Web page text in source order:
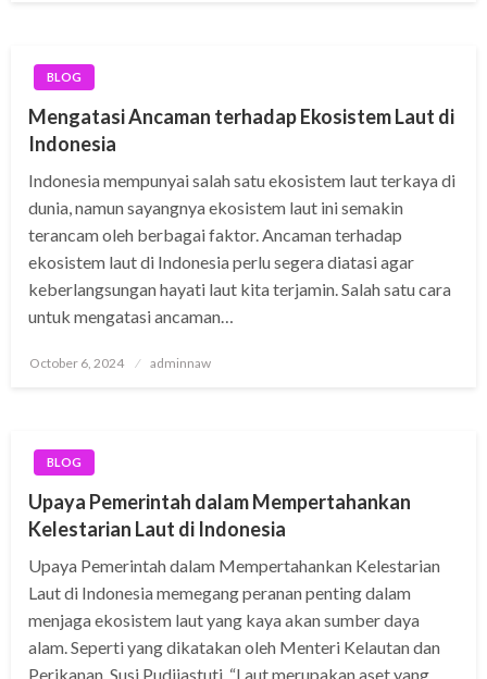
BLOG
Mengatasi Ancaman terhadap Ekosistem Laut di
Indonesia
Indonesia mempunyai salah satu ekosistem laut terkaya di
dunia, namun sayangnya ekosistem laut ini semakin
terancam oleh berbagai faktor. Ancaman terhadap
ekosistem laut di Indonesia perlu segera diatasi agar
keberlangsungan hayati laut kita terjamin. Salah satu cara
untuk mengatasi ancaman…
Posted
October 6, 2024 adminnaw
BLOG
Upaya Pemerintah dalam Mempertahankan
Kelestarian Laut di Indonesia
Upaya Pemerintah dalam Mempertahankan Kelestarian
Laut di Indonesia memegang peranan penting dalam
menjaga ekosistem laut yang kaya akan sumber daya
alam. Seperti yang dikatakan oleh Menteri Kelautan dan
Perikanan, Susi Pudjiastuti, “Laut merupakan aset yang